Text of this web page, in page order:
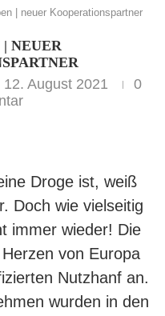
| neuer Kooperationspartner
NEUER
12. August 2021
0
Droge ist, weiß
Doch wie vielseitig
immer wieder! Die
von Europa
Nutzhanf an.
wurden in den